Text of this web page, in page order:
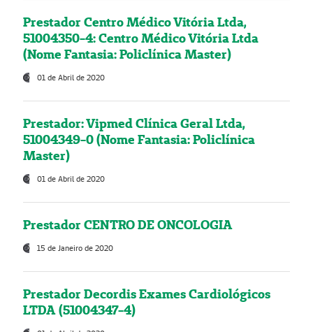
Prestador Centro Médico Vitória Ltda,
51004350-4: Centro Médico Vitória Ltda
(Nome Fantasia: Policlínica Master)
01 de Abril de 2020
Prestador: Vipmed Clínica Geral Ltda,
51004349-0 (Nome Fantasia: Policlínica
Master)
01 de Abril de 2020
Prestador CENTRO DE ONCOLOGIA
15 de Janeiro de 2020
Prestador Decordis Exames Cardiológicos
LTDA (51004347-4)